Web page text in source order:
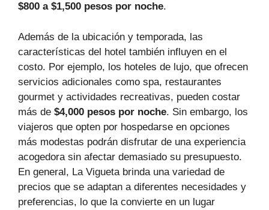
$800 a $1,500 pesos por noche.
Además de la ubicación y temporada, las
características del hotel también influyen en el
costo. Por ejemplo, los hoteles de lujo, que ofrecen
servicios adicionales como spa, restaurantes
gourmet y actividades recreativas, pueden costar
más de $4,000 pesos por noche. Sin embargo, los
viajeros que opten por hospedarse en opciones
más modestas podrán disfrutar de una experiencia
acogedora sin afectar demasiado su presupuesto.
En general, La Vigueta brinda una variedad de
precios que se adaptan a diferentes necesidades y
preferencias, lo que la convierte en un lugar